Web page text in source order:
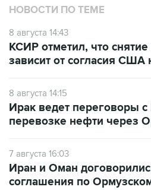
НОВОСТИ ПО ТЕМЕ
8 августа 14:43
КСИР отметил, что
зависит от согласия США
8 августа 14:15
Ирак ведет переговоры
перевозке нефти через
7 августа 16:03
Иран и Оман
соглашения по